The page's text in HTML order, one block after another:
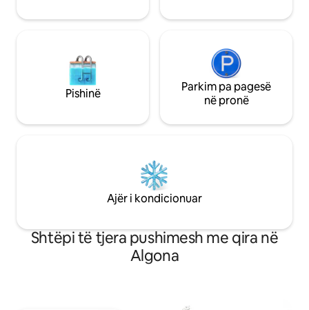
Pishinë
Parkim pa pagesë
në pronë
Ajër i kondicionuar
Shtëpi të tjera pushimesh me qira në
Algona